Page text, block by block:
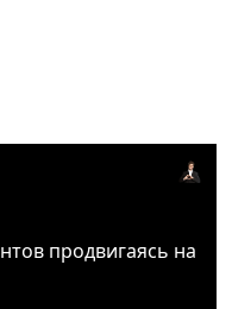
продвигаясь на